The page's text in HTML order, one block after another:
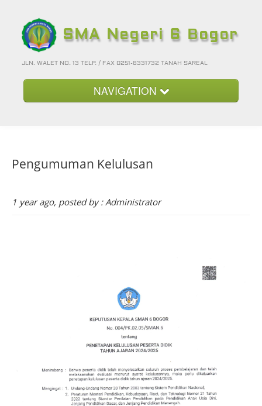
SMA Negeri 6 Bogor
JLN. WALET NO. 13 TELP. / FAX 0251-8331732 TANAH SAREAL
NAVIGATION
Album Foto
Hubungi Kami
Pengumuman Kelulusan
1 year ago, posted by : Administrator